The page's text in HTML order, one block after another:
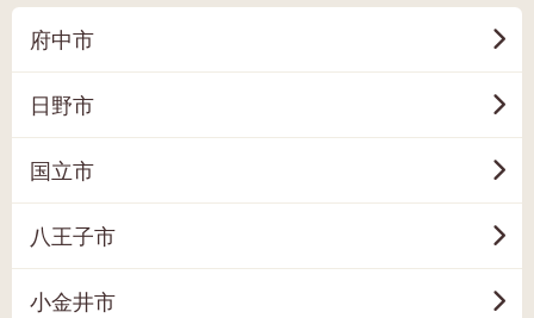
府中市
日野市
国立市
八王子市
小金井市